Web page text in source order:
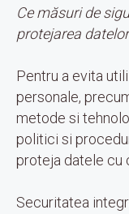
Ce măsuri de
protejarea
Pentru a evita
personale,
metode si
politici si
proteja datele cu
Securitatea